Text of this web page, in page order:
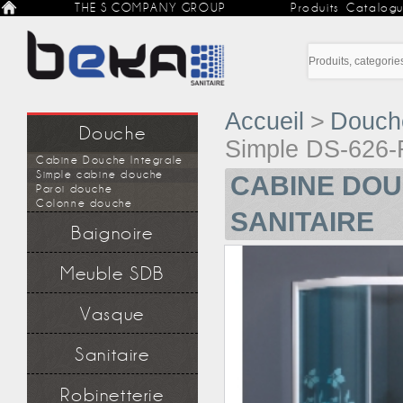
THE S COMPANY GROUP Produits
Douche
Cabine Douche Integrale
Simple cabine douche
Paroi douche
Colonne douche
Baignoire
Baignoire simple
Meuble SDB
Colonne de rangement
Vasque
Sanitaire
BidetRobinetterie
Accueil >
Simple DS-626-
CABINE
SANITAIRE